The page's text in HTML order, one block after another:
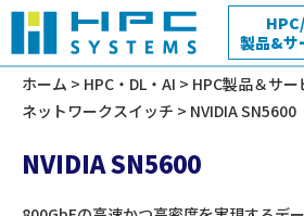
製品&サ
ホーム > HPC・DL・AI > HPC製品＆サー
ネットワークスイッチ > NVIDIA SN5600
NVIDIA SN5600